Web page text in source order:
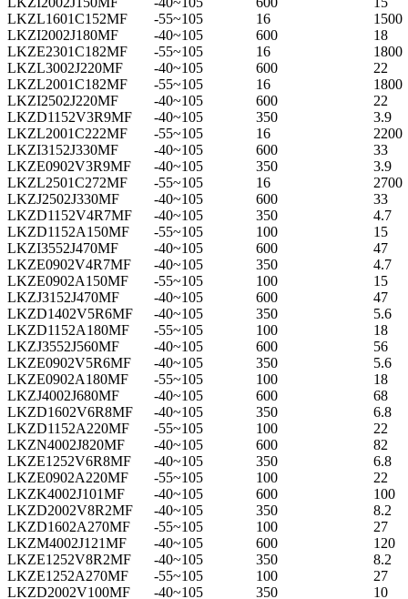
LKZL1601C152MF
-55~105 16
1500
LKZI2002J180MF
-40~105 600
18
LKZE2301C182MF
-55~105 16
1800
LKZL3002J220MF
-40~105 600
22
LKZL2001C182MF
-55~105 16
1800
LKZI2502J220MF
-40~105 600
22
LKZD1152V3R9MF
-40~105 350
3.9
LKZL2001C222MF
-55~105 16
2200
LKZI3152J330MF
-40~105 600
33
LKZE0902V3R9MF
-40~105 350
3.9
LKZL2501C272MF
-55~105 16
2700
LKZJ2502J330MF
-40~105 600
33
LKZD1152V4R7MF
-40~105 350
4.7
LKZD1152A150MF
-55~105 100
15
LKZI3552J470MF
-40~105 600
47
LKZE0902V4R7MF
-40~105 350
4.7
LKZE0902A150MF
-55~105 100
15
LKZJ3152J470MF
-40~105 600
47
LKZD1402V5R6MF
-40~105 350
5.6
LKZD1152A180MF
-55~105 100
18
LKZJ3552J560MF
-40~105 600
56
LKZE0902V5R6MF
-40~105 350
5.6
LKZE0902A180MF
-55~105 100
18
LKZJ4002J680MF
-40~105 600
68
LKZD1602V6R8MF
-40~105 350
6.8
LKZD1152A220MF
-55~105 100
22
LKZN4002J820MF
-40~105 600
82
LKZE1252V6R8MF
-40~105 350
6.8
LKZE0902A220MF
-55~105 100
22
LKZK4002J101MF
-40~105 600
100
LKZD2002V8R2MF
-40~105 350
8.2
LKZD1602A270MF
-55~105 100
27
LKZM4002J121MF
-40~105 600
120
LKZE1252V8R2MF
-40~105 350
8.2
LKZE1252A270MF
-55~105 100
27
LKZD2002V100MF
-40~105 350
10